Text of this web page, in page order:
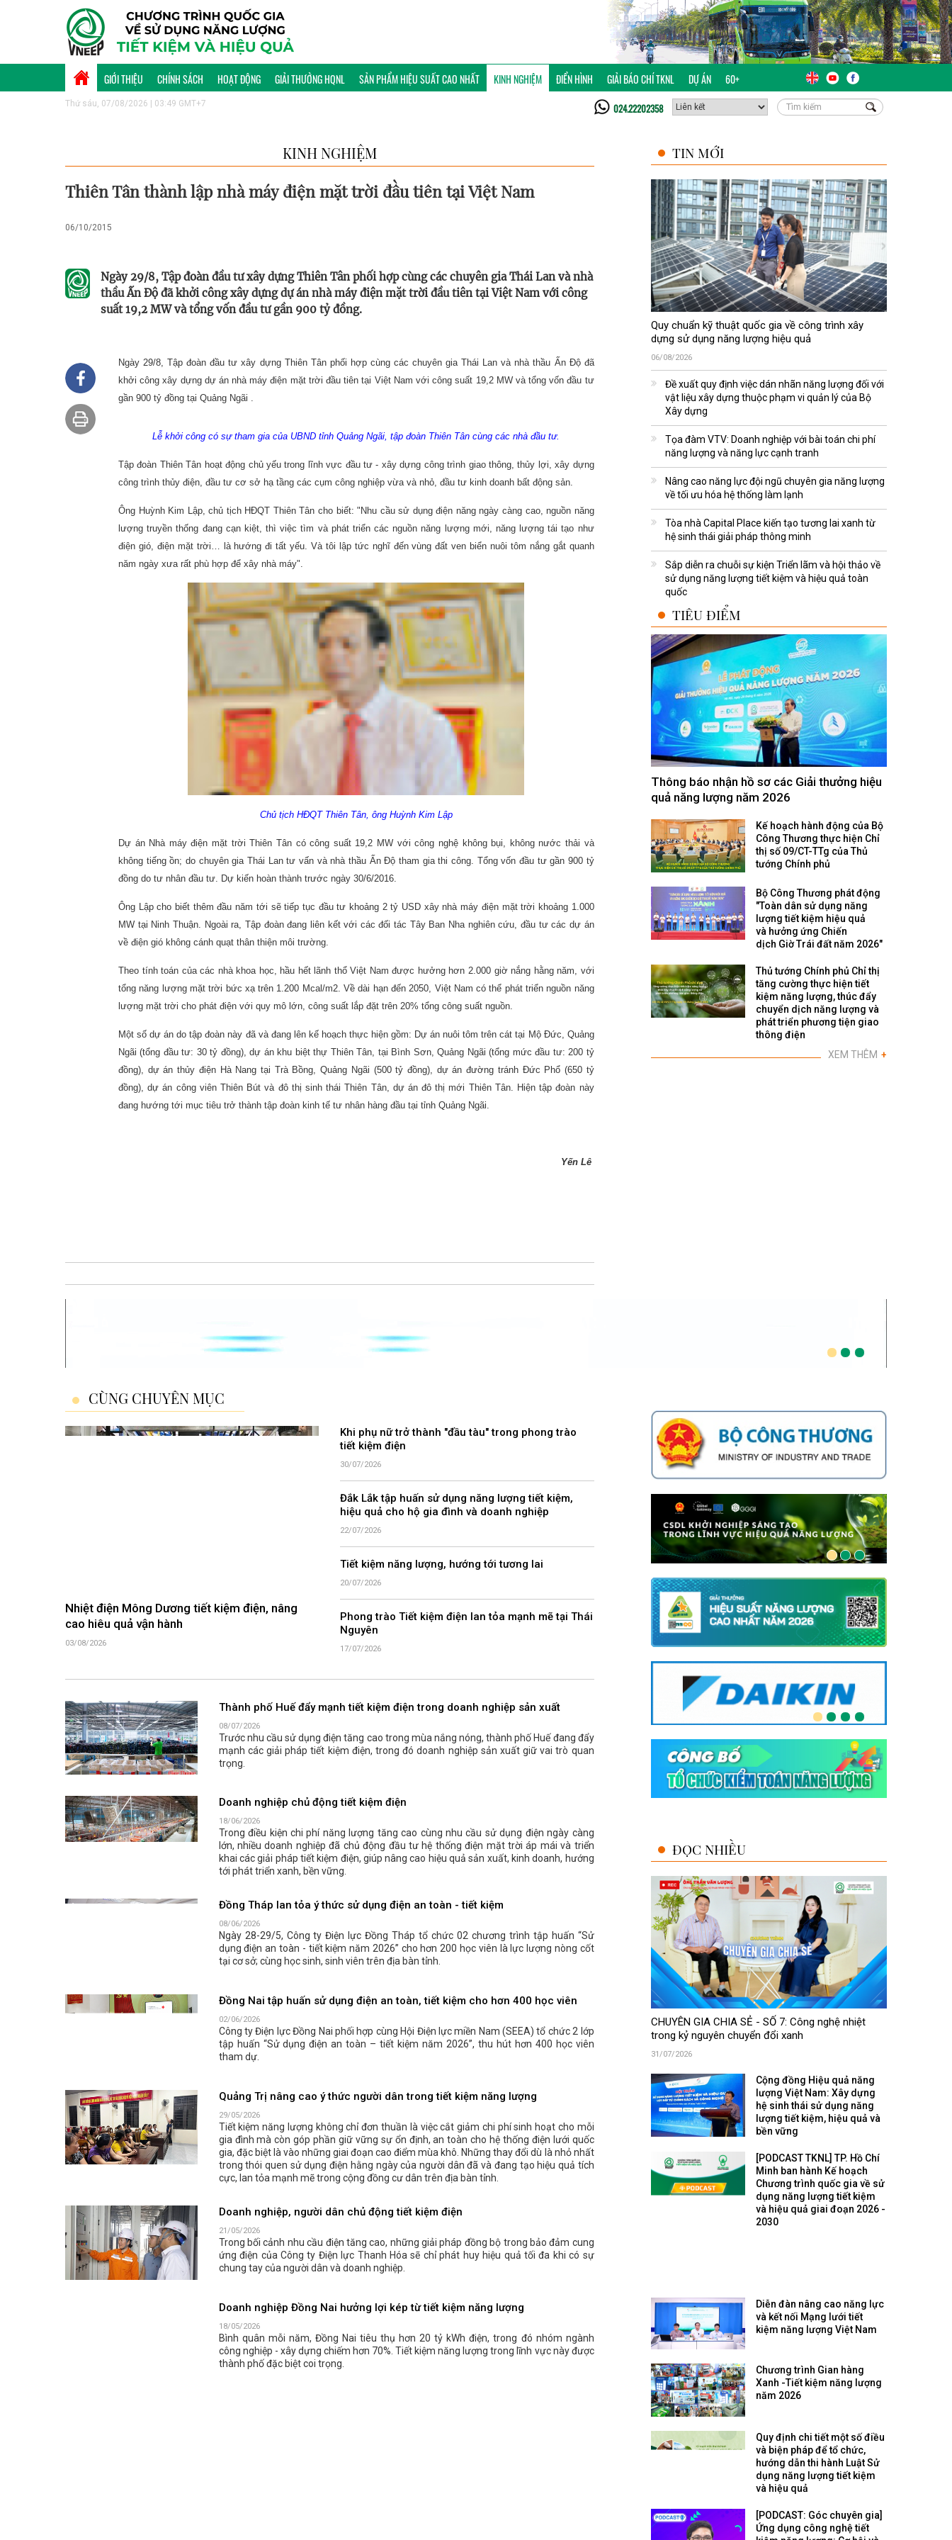
GIỚI THIỆU CHÍNH SÁCH HOẠT ĐỘNG GIẢI THƯỞNG HQNL SẢN PHẨM HIỆU SUẤT CAO NHẤT KINH NGHIỆM ĐIỂN HÌNH GIẢI BÁO CHÍ TKNL DỰ ÁN 60+
Thứ sáu, 07/08/2026 | 03:49 GMT+7 024.22202358
KINH NGHIỆM
Thiên Tân thành lập nhà máy điện mặt trời đầu tiên tại Việt Nam
06/10/2015
Ngày 29/8, Tập đoàn đầu tư xây dựng Thiên Tân phối hợp cùng các chuyên gia Thái Lan và nhà
thầu Ấn Độ đã khởi công xây dựng dự án nhà máy điện mặt trời đầu tiên tại Việt Nam với công
suất 19,2 MW và tổng vốn đầu tư gần 900 tỷ đồng.
Ngày 29/8, Tập đoàn đầu tư xây dựng Thiên Tân phối hợp cùng các chuyên gia Thái Lan và nhà thầu Ấn Độ đã
khởi công xây dựng dự án nhà máy điện mặt trời đầu tiên tại Việt Nam với công suất 19,2 MW và tổng vốn đầu tư
gần 900 tỷ đồng tại Quảng Ngãi .
Lễ khởi công có sự tham gia của UBND tỉnh Quảng Ngãi, tập đoàn Thiên Tân cùng các nhà đầu tư.
Tập đoàn Thiên Tân hoạt động chủ yếu trong lĩnh vực đầu tư - xây dựng công trình giao thông, thủy lợi, xây dựng
công trình thủy điện, đầu tư cơ sở hạ tầng các cụm công nghiệp vừa và nhỏ, đầu tư kinh doanh bất động sản.
Ông Huỳnh Kim Lập, chủ tịch HĐQT Thiên Tân cho biết: "Nhu cầu sử dụng điện năng ngày càng cao, nguồn năng
lượng truyền thống đang cạn kiệt, thì việc tìm và phát triển các nguồn năng lượng mới, năng lượng tái tạo như
điện gió, điện mặt trời… là hướng đi tất yếu. Và tôi lập tức nghĩ đến vùng đất ven biển nuôi tôm nắng gắt quanh
năm ngày xưa rất phù hợp để xây nhà máy".
Chủ tịch HĐQT Thiên Tân, ông Huỳnh Kim Lập
Dự án Nhà máy điện mặt trời Thiên Tân có công suất 19,2 MW với công nghệ không bụi, không nước thải và
không tiếng ồn; do chuyên gia Thái Lan tư vấn và nhà thầu Ấn Độ tham gia thi công. Tổng vốn đầu tư gần 900 tỷ
đồng do tư nhân đầu tư. Dự kiến hoàn thành trước ngày 30/6/2016.
Ông Lập cho biết thêm đầu năm tới sẽ tiếp tục đầu tư khoảng 2 tỷ USD xây nhà máy điện mặt trời khoảng 1.000
MW tại Ninh Thuận. Ngoài ra, Tập đoàn đang liên kết với các đối tác Tây Ban Nha nghiên cứu, đầu tư các dự án
về điện gió không cánh quạt thân thiện môi trường.
Theo tính toán của các nhà khoa học, hầu hết lãnh thổ Việt Nam được hưởng hơn 2.000 giờ nắng hằng năm, với
tổng năng lượng mặt trời bức xạ trên 1.200 Mcal/m2. Về dài hạn đến 2050, Việt Nam có thể phát triển nguồn năng
lượng mặt trời cho phát điện với quy mô lớn, công suất lắp đặt trên 20% tổng công suất nguồn.
Một số dự án do tập đoàn này đã và đang lên kế hoạch thực hiện gồm: Dự án nuôi tôm trên cát tại Mộ Đức, Quảng
Ngãi (tổng đầu tư: 30 tỷ đồng), dự án khu biệt thự Thiên Tân, tại Bình Sơn, Quảng Ngãi (tổng mức đầu tư: 200 tỷ
đồng), dự án thủy điện Hà Nang tại Trà Bồng, Quảng Ngãi (500 tỷ đồng), dự án đường tránh Đức Phổ (650 tỷ
đồng), dự án công viên Thiên Bút và đô thị sinh thái Thiên Tân, dự án đô thị mới Thiên Tân. Hiện tập đoàn này
đang hướng tới mục tiêu trở thành tập đoàn kinh tế tư nhân hàng đầu tại tỉnh Quảng Ngãi.
Yến Lê
TIN MỚI
Quy chuẩn kỹ thuật quốc gia về công trình xây
dựng sử dụng năng lượng hiệu quả
06/08/2026
Đề xuất quy định việc dán nhãn năng lượng đối với
vật liệu xây dựng thuộc phạm vi quản lý của Bộ
Xây dựng
Tọa đàm VTV: Doanh nghiệp với bài toán chi phí
năng lượng và năng lực cạnh tranh
Nâng cao năng lực đội ngũ chuyên gia năng lượng
về tối ưu hóa hệ thống làm lạnh
Tòa nhà Capital Place kiến tạo tương lai xanh từ
hệ sinh thái giải pháp thông minh
Sắp diễn ra chuỗi sự kiện Triển lãm và hội thảo về
sử dụng năng lượng tiết kiệm và hiệu quả toàn
quốc
TIÊU ĐIỂM
Thông báo nhận hồ sơ các Giải thưởng hiệu
quả năng lượng năm 2026
Kế hoạch hành động của Bộ
Công Thương thực hiện Chỉ
thị số 09/CT-TTg của Thủ
tướng Chính phủ
Bộ Công Thương phát động
"Toàn dân sử dụng năng
lượng tiết kiệm hiệu quả
và hưởng ứng Chiến
dịch Giờ Trái đất năm 2026"
Thủ tướng Chính phủ Chỉ thị
tăng cường thực hiện tiết
kiệm năng lượng, thúc đẩy
chuyển dịch năng lượng và
phát triển phương tiện giao
thông điện
XEM THÊM +
CÙNG CHUYÊN MỤC
Nhiệt điện Mông Dương tiết kiệm điện, nâng
cao hiêu quả vận hành
03/08/2026
Khi phụ nữ trở thành "đầu tàu" trong phong trào
tiết kiệm điện
30/07/2026
Đắk Lắk tập huấn sử dụng năng lượng tiết kiệm,
hiệu quả cho hộ gia đình và doanh nghiệp
22/07/2026
Tiết kiệm năng lượng, hướng tới tương lai
20/07/2026
Phong trào Tiết kiệm điện lan tỏa mạnh mẽ tại Thái
Nguyên
17/07/2026
Thành phố Huế đẩy mạnh tiết kiệm điện trong doanh nghiệp sản xuất
08/07/2026
Trước nhu cầu sử dụng điện tăng cao trong mùa nắng nóng, thành phố Huế đang đẩy
mạnh các giải pháp tiết kiệm điện, trong đó doanh nghiệp sản xuất giữ vai trò quan
trọng.
Doanh nghiệp chủ động tiết kiệm điện
18/06/2026
Trong điều kiện chi phí năng lượng tăng cao cùng nhu cầu sử dụng điện ngày càng
lớn, nhiều doanh nghiệp đã chủ động đầu tư hệ thống điện mặt trời áp mái và triển
khai các giải pháp tiết kiệm điện, giúp nâng cao hiệu quả sản xuất, kinh doanh, hướng
tới phát triển xanh, bền vững.
Đồng Tháp lan tỏa ý thức sử dụng điện an toàn - tiết kiệm
08/06/2026
Ngày 28-29/5, Công ty Điện lực Đồng Tháp tổ chức 02 chương trình tập huấn “Sử
dụng điện an toàn - tiết kiệm năm 2026” cho hơn 200 học viên là lực lượng nòng cốt
tại cơ sở; cùng học sinh, sinh viên trên địa bàn tỉnh.
Đồng Nai tập huấn sử dụng điện an toàn, tiết kiệm cho hơn 400 học viên
02/06/2026
Công ty Điện lực Đồng Nai phối hợp cùng Hội Điện lực miền Nam (SEEA) tổ chức 2 lớp
tập huấn “Sử dụng điện an toàn – tiết kiệm năm 2026”, thu hút hơn 400 học viên
tham dự.
Quảng Trị nâng cao ý thức người dân trong tiết kiệm năng lượng
29/05/2026
Tiết kiệm năng lượng không chỉ đơn thuần là việc cắt giảm chi phí sinh hoạt cho mỗi
gia đình mà còn góp phần giữ vững sự ổn định, an toàn cho hệ thống điện lưới quốc
gia, đặc biệt là vào những giai đoạn cao điểm mùa khô. Những thay đổi dù là nhỏ nhất
trong thói quen sử dụng điện hằng ngày của người dân đã và đang tạo hiệu quả tích
cực, lan tỏa mạnh mẽ trong cộng đồng cư dân trên địa bàn tỉnh.
Doanh nghiệp, người dân chủ động tiết kiệm điện
21/05/2026
Trong bối cảnh nhu cầu điện tăng cao, những giải pháp đồng bộ trong bảo đảm cung
ứng điện của Công ty Điện lực Thanh Hóa sẽ chỉ phát huy hiệu quả tối đa khi có sự
chung tay của người dân và doanh nghiệp.
Doanh nghiệp Đồng Nai hưởng lợi kép từ tiết kiệm năng lượng
18/05/2026
Bình quân mỗi năm, Đồng Nai tiêu thụ hơn 20 tỷ kWh điện, trong đó nhóm ngành
công nghiệp - xây dựng chiếm hơn 70%. Tiết kiệm năng lượng trong lĩnh vực này được
thành phố đặc biệt coi trọng.
ĐỌC NHIỀU
CHUYÊN GIA CHIA SẺ - SỐ 7: Công nghệ nhiệt
trong kỷ nguyên chuyển đổi xanh
31/07/2026
Cộng đồng Hiệu quả năng
lượng Việt Nam: Xây dựng
hệ sinh thái sử dụng năng
lượng tiết kiệm, hiệu quả và
bền vững
[PODCAST TKNL] TP. Hồ Chí
Minh ban hành Kế hoạch
Chương trình quốc gia về sử
dụng năng lượng tiết kiệm
và hiệu quả giai đoạn 2026 -
2030
Diễn đàn nâng cao năng lực
và kết nối Mạng lưới tiết
kiệm năng lượng Việt Nam
Chương trình Gian hàng
Xanh -Tiết kiệm năng lượng
năm 2026
Quy định chi tiết một số điều
và biện pháp để tổ chức,
hướng dẫn thi hành Luật Sử
dụng năng lượng tiết kiệm
và hiệu quả
[PODCAST: Góc chuyên gia]
Ứng dụng công nghệ tiết